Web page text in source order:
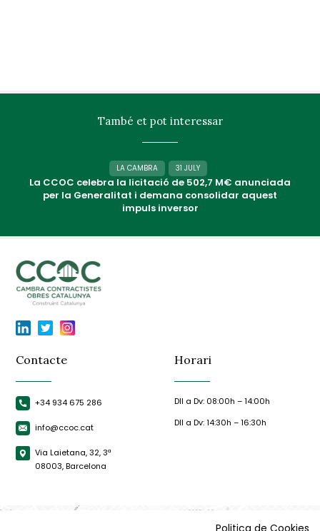
També et pot interessar
LA CAMBRA 31 JULY
La CCOC celebra la licitació de 502,7 M€ anunciada
per la Generalitat i demana consolidar aquest
impuls inversor
Contacte
+34 934 675 286
info@ccoc.cat
Via Laietana, 32, 3ª
08003, Barcelona
Horari
Dll a Dv: 08:00h – 14:00h
Dll a Dv: 14:30h – 16:30h